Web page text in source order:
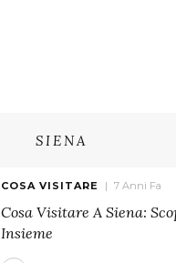
SIENA
COSA VISITARE 7 Anni Fa
Cosa Visitare A Siena:
Insieme